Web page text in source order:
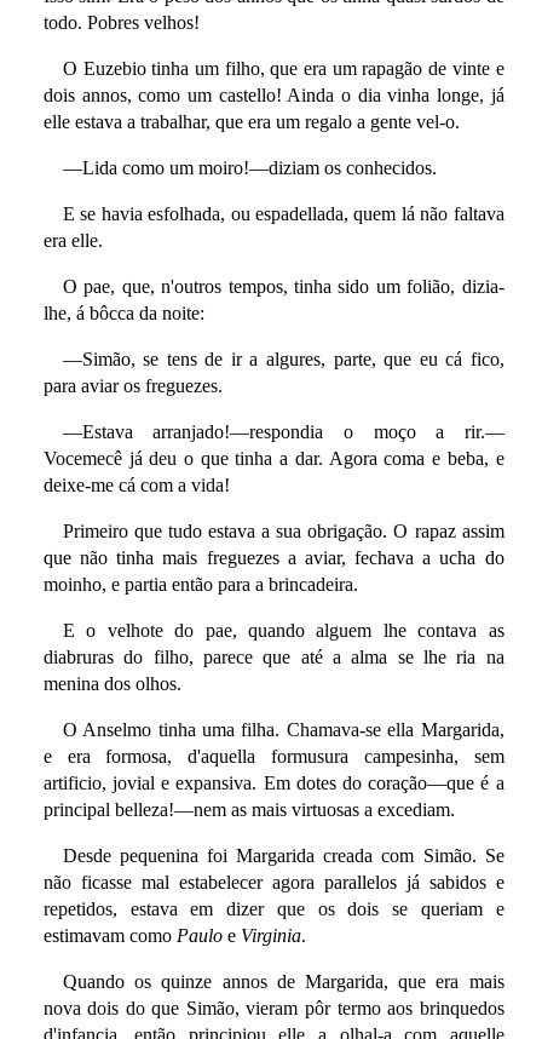
todo. Pobres velhos!
O Euzebio tinha um filho, que era um rapagão de vinte e
dois annos, como um castello! Ainda o dia vinha longe, já
elle estava a trabalhar, que era um regalo a gente vel-o.
—Lida como um moiro!—diziam os conhecidos.
E se havia esfolhada, ou espadellada, quem lá não faltava
era elle.
O pae, que, n'outros tempos, tinha sido um folião, dizia-
lhe, á bôcca da noite:
—Simão, se tens de ir a algures, parte, que eu cá fico,
para aviar os freguezes.
—Estava arranjado!—respondia o moço a rir.—
Vocemecê já deu o que tinha a dar. Agora coma e beba, e
deixe-me cá com a vida!
Primeiro que tudo estava a sua obrigação. O rapaz assim
que não tinha mais freguezes a aviar, fechava a ucha do
moinho, e partia então para a brincadeira.
E o velhote do pae, quando alguem lhe contava as
diabruras do filho, parece que até a alma se lhe ria na
menina dos olhos.
O Anselmo tinha uma filha. Chamava-se ella Margarida,
e era formosa, d'aquella formusura campesinha, sem
artificio, jovial e expansiva. Em dotes do coração—que é a
principal belleza!—nem as mais virtuosas a excediam.
Desde pequenina foi Margarida creada com Simão. Se
não ficasse mal estabelecer agora parallelos já sabidos e
repetidos, estava em dizer que os dois se queriam e
estimavam como Pauloe Virginia.
Quando os quinze annos de Margarida, que era mais
nova dois do que Simão, vieram pôr termo aos brinquedos